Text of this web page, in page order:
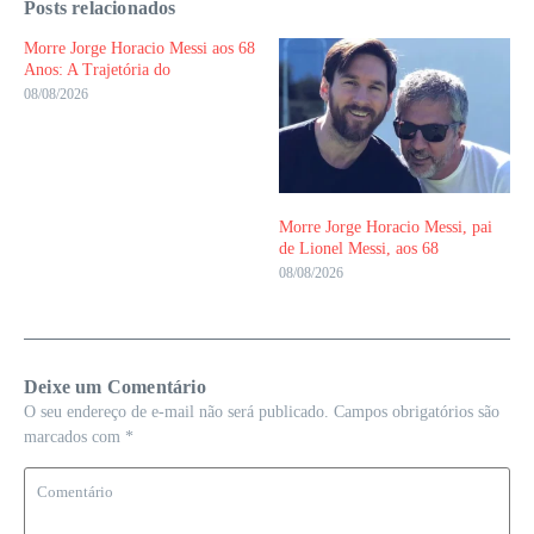
Posts relacionados
Morre Jorge Horacio Messi aos 68
Anos: A Trajetória do
08/08/2026
Morre Jorge Horacio Messi, pai
de Lionel Messi, aos 68
08/08/2026
Deixe um Comentário
O seu endereço de e-mail não será publicado. Campos obrigatórios são
marcados com *